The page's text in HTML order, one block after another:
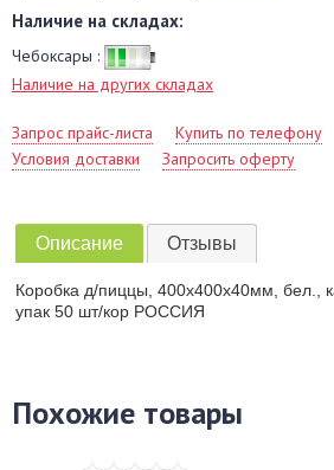
Наличие на складах:
Чебоксары :
Наличие на других складах
Запрос прайс-листа Купить по телефону
Условия доставки
Запросить оферту
Описание Отзывы
Коробка д/пиццы, 400х400х40мм, бел.,
упак 50 шт/кор РОССИЯ
Похожие товары